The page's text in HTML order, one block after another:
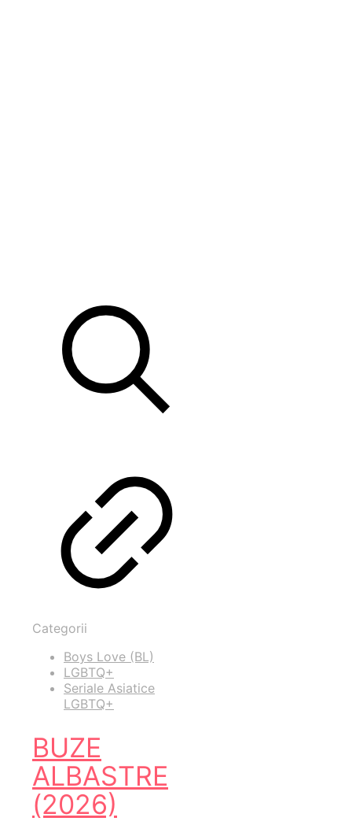
Categorii
Boys Love (BL)
LGBTQ+
Seriale Asiatice
LGBTQ+
BUZE
ALBASTRE
(2026)